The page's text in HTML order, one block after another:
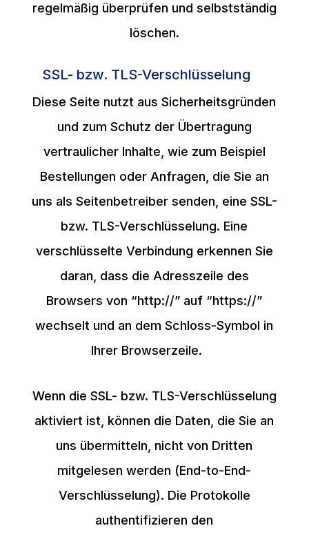
regelmäßig überprüfen und selbstständig
löschen.
SSL- bzw. TLS-Verschlüsselung
Diese Seite nutzt aus Sicherheitsgründen
und zum Schutz der Übertragung
vertraulicher Inhalte, wie zum Beispiel
Bestellungen oder Anfragen, die Sie an
uns als Seitenbetreiber senden, eine SSL-
bzw. TLS-Verschlüsselung. Eine
verschlüsselte Verbindung erkennen Sie
daran, dass die Adresszeile des
Browsers von “http://” auf “https://”
wechselt und an dem Schloss-Symbol in
Ihrer Browserzeile.
Wenn die SSL- bzw. TLS-Verschlüsselung
aktiviert ist, können die Daten, die Sie an
uns übermitteln, nicht von Dritten
mitgelesen werden (End-to-End-
Verschlüsselung). Die Protokolle
authentifizieren den